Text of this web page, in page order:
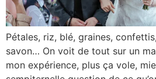
Pétales, riz, blé, graines,
savon… On voit de tout sur un
mon expérience, plus ça vole,